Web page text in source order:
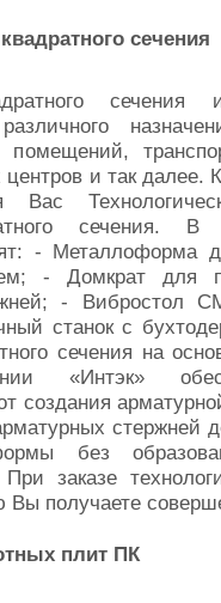
сечения
сечения
различного
помещений,
и так далее.
Вас
сечения. В
- Металлоформа
- Домкрат для
- Вибростол
станок с
сечения на
«Интэк»
создания
стержней
без
заказе
Вы получаете
плит ПК